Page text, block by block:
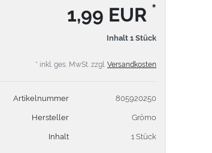
1,99 EUR *
Inhalt 1 Stück
* inkl. ges. MwSt. zzgl. Versandkosten
Artikelnummer 805920250
Hersteller Grömo
Inhalt 1 Stück